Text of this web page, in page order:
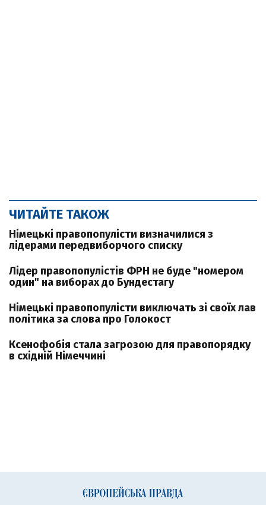
ЧИТАЙТЕ ТАКОЖ
Німецькі правопопулісти визначилися з
лідерами передвиборчого списку
Лідер правопопулістів ФРН не буде "номером
один" на виборах до Бундестагу
Німецькі правопопулісти виключать зі своїх лав
політика за слова про Голокост
Ксенофобія стала загрозою для правопорядку
в східній Німеччині